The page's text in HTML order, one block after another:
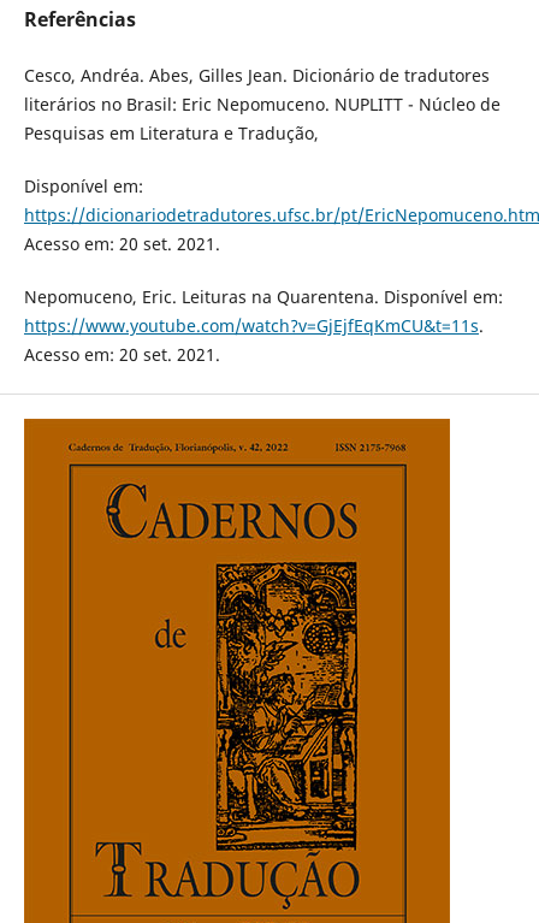
Referências
Cesco, Andréa. Abes, Gilles Jean. Dicionário de tradutores
literários no Brasil: Eric Nepomuceno. NUPLITT - Núcleo de
Pesquisas em Literatura e Tradução,
Disponível em:
https://dicionariodetradutores.ufsc.br/pt/EricNepomuceno.htm
Acesso em: 20 set. 2021.
Nepomuceno, Eric. Leituras na Quarentena. Disponível em:
https://www.youtube.com/watch?v=GjEjfEqKmCU&t=11s.
Acesso em: 20 set. 2021.